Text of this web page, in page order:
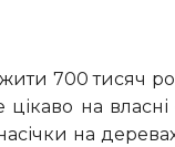
на власні
на